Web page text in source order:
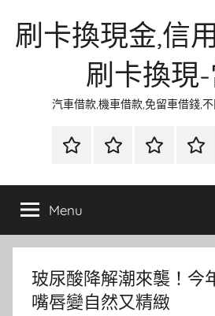
刷卡換現金,信
刷卡換現
汽車借款,機車借款,免留車借錢,
首
當
金
網
資
流
時
Menu
玻尿酸降解潮來襲！今
嘴唇變自然又精緻